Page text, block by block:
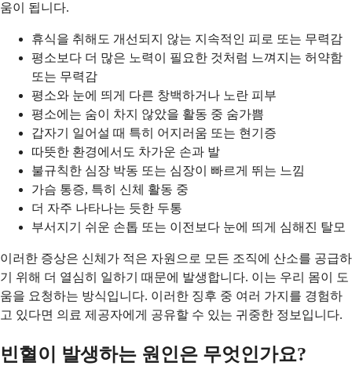
움이 됩니다.
휴식을 취해도 개선되지 않는 지속적인 피로 또는 무력감
평소보다 더 많은 노력이 필요한 것처럼 느껴지는 허약함
또는 무력감
평소와 눈에 띄게 다른 창백하거나 노란 피부
평소에는 숨이 차지 않았을 활동 중 숨가쁨
갑자기 일어설 때 특히 어지러움 또는 현기증
따뜻한 환경에서도 차가운 손과 발
불규칙한 심장 박동 또는 심장이 빠르게 뛰는 느낌
가슴 통증, 특히 신체 활동 중
더 자주 나타나는 듯한 두통
부서지기 쉬운 손톱 또는 이전보다 눈에 띄게 심해진 탈모
이러한 증상은 신체가 적은 자원으로 모든 조직에 산소를 공급하
기 위해 더 열심히 일하기 때문에 발생합니다. 이는 우리 몸이 도
움을 요청하는 방식입니다. 이러한 징후 중 여러 가지를 경험하
고 있다면 의료 제공자에게 공유할 수 있는 귀중한 정보입니다.
빈혈이 발생하는 원인은 무엇인가요?